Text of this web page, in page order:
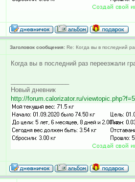
Заголовок сообщения: Re: Когда вы в последний
Когда вы в последний раз переезжали
Новый дневник
http://forum.calorizator.ru/